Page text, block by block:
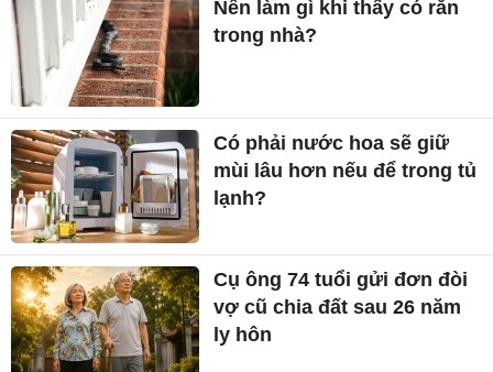
Nên làm gì khi thấy có rắn
trong nhà?
Có phải nước hoa sẽ giữ
mùi lâu hơn nếu để trong tủ
lạnh?
Cụ ông 74 tuổi gửi đơn đòi
vợ cũ chia đất sau 26 năm
ly hôn